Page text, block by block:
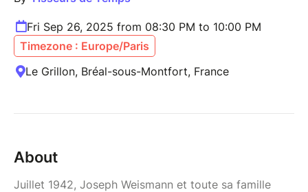
Fri Sep 26, 2025 from 08:30 PM to 10:00 PM
Timezone : Europe/Paris
Le Grillon, Bréal-sous-Montfort, France
About
Juillet 1942, Joseph Weismann et toute sa famille